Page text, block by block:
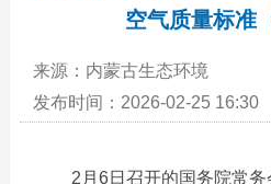
空气质量标准
来源：内蒙古生态环境
发布时间：2026-02-25 16:30
2月6日召开的国务院常